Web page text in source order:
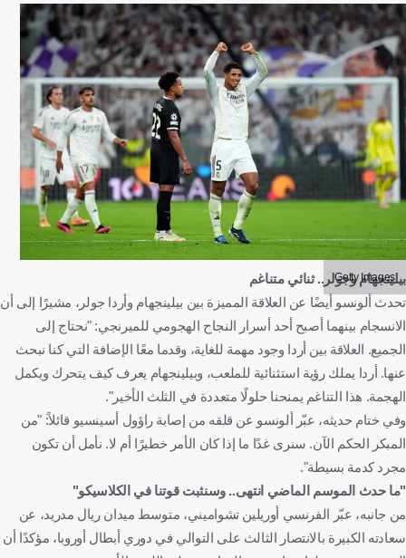
Getty Images
بيلينجهام وجولر.. ثنائي متناغم
تحدث ألونسو أيضًا عن العلاقة المميزة بين بيلينجهام وأردا جولر، مشيرًا إلى أن
الانسجام بينهما أصبح أحد أسرار النجاح الهجومي للميرنجي: "نحتاج إلى
الجميع. العلاقة بين أردا وجود مهمة للغاية، وقدما معًا الإضافة التي كنا نبحث
عنها. أردا يملك رؤية استثنائية للملعب، وبيلينجهام يعرف كيف يتحرك ويكمل
الهجمة. هذا التناغم يمنحنا حلولًا متعددة في الثلث الأخير".
وفي ختام حديثه، عبّر ألونسو عن قلقه من إصابة راؤول أسينسيو قائلاً: "من
المبكر الحكم الآن. سنرى غدًا ما إذا كان الأمر خطيرًا أم لا. نأمل أن تكون
مجرد كدمة بسيطة".
"ما حدث الموسم الماضي انتهى.. وسنثبت قوتنا في الكلاسيكو"
من جانبه، عبّر الفرنسي أوريلين تشواميني، متوسط ميدان ريال مدريد، عن
سعادته الكبيرة بالانتصار الثالث على التوالي في دوري أبطال أوروبا، مؤكدًا أن